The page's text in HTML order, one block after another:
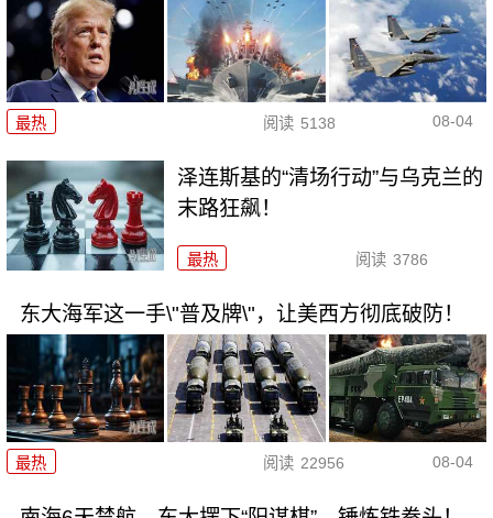
最热 阅读 5138 08-04
泽连斯基的“清场行动”与乌克兰的
末路狂飙！
最热 阅读 3786
东大海军这一手\"普及牌\"，让美西方彻底破防！
最热 阅读 22956 08-04